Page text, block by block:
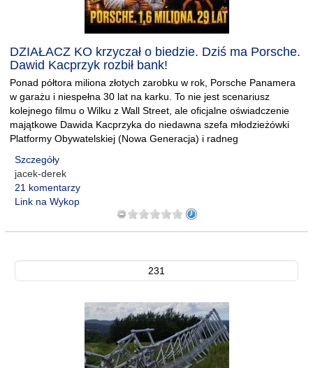
DZIAŁACZ KO krzyczał o biedzie. Dziś ma Porsche.
Dawid Kacprzyk rozbił bank!
Ponad półtora miliona złotych zarobku w rok, Porsche Panamera
w garażu i niespełna 30 lat na karku. To nie jest scenariusz
kolejnego filmu o Wilku z Wall Street, ale oficjalne oświadczenie
majątkowe Dawida Kacprzyka do niedawna szefa młodzieżówki
Platformy Obywatelskiej (Nowa Generacja) i radneg
Szczegóły
jacek-derek
21 komentarzy
Link na Wykop
231